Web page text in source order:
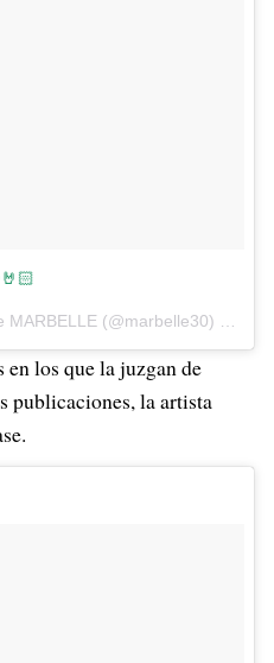
Una publicación compartida de MARBELLE (@marbelle30) el
en los que la juzgan de
publicaciones, la artista